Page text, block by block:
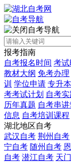
自考导航
报考指南
自考报名时间 考试
教材大纲 免考办理
训 学位申请 专升本
考考试计划 自考
历年真题 自考串
信息 自考培训课程
湖北地区自考
武汉自考 荆州自考
宁自考 随州自考
自考 潜江自考 天